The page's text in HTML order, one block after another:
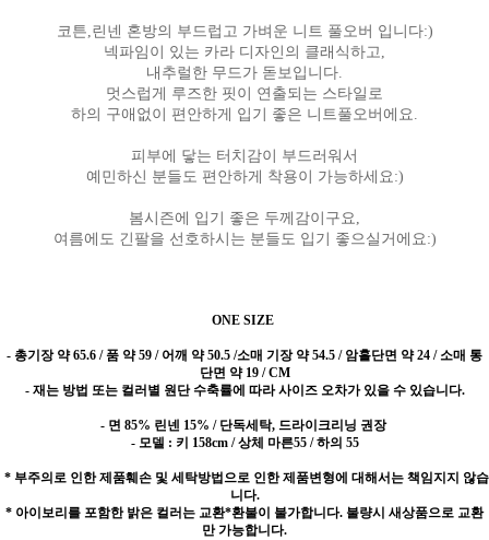
코튼,린넨 혼방의 부드럽고 가벼운 니트 풀오버 입니다:)
넥파임이 있는 카라 디자인의 클래식하고,
내추럴한 무드가 돋보입니다.
멋스럽게 루즈한 핏이 연출되는 스타일로
하의 구애없이 편안하게 입기 좋은 니트풀오버에요.
피부에 닿는 터치감이 부드러워서
예민하신 분들도 편안하게 착용이 가능하세요:)
봄시즌에 입기 좋은 두께감이구요,
여름에도 긴팔을 선호하시는 분들도 입기 좋으실거에요:)
ONE SIZE
- 총기장 약 65.6 / 품 약 59 / 어깨 약 50.5 /소매 기장 약 54.5 / 암홀단면 약 24 / 소매 통
단면 약 19 / CM
- 재는 방법 또는 컬러별 원단 수축률에 따라 사이즈 오차가 있을 수 있습니다.
- 면 85% 린넨 15% / 단독세탁, 드라이크리닝 권장
- 모델 : 키 158cm / 상체 마른55 / 하의 55
* 부주의로 인한 제품훼손 및 세탁방법으로 인한 제품변형에 대해서는 책임지지 않습
니다.
* 아이보리를 포함한 밝은 컬러는 교환*환불이 불가합니다. 불량시 새상품으로 교환
만 가능합니다.